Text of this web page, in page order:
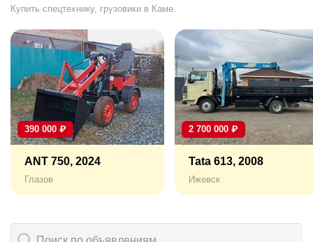
Купить спецтехнику, грузовики в Каме.
390 000 ₽
ANT 750, 2024
Глазов
2 700 000 ₽
Tata 613, 2008
Ижевск